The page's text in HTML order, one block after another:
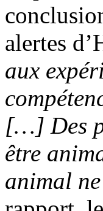
alertes
aux
[…] Des
être
animal